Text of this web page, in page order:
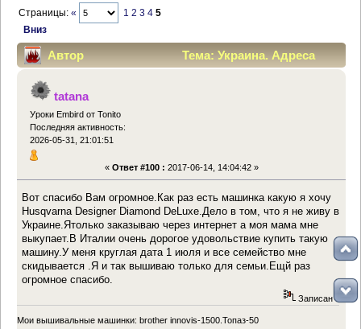
Страницы:« 1 2 3 4 5
Вниз
Автор
Тема: Украина. Адреса
магазинов. (Прочитано 145050 раз)
tatana
Уроки Embird от Tonito
Последняя активность:
2026-05-31, 21:01:51
« Ответ #100 : 2017-06-14, 14:04:42 »
Вот спасибо Вам огромное.Как раз есть машинка какую я хочу
Husqvarna Designer Diamond DeLuxe.Дело в том, что я не живу в
Украине.Ятолько заказываю через интернет а моя мама мне
выкупает.В Италии очень дорогое удовольствие купить такую
машину.У меня круглая дата 1 июля и все семейство мне
скидывается .Я и так вышиваю только для семьи.Ещй раз
огромное спасибо.
Записан
Мои вышивальные машинки: brother innovis-1500.Топаз-50